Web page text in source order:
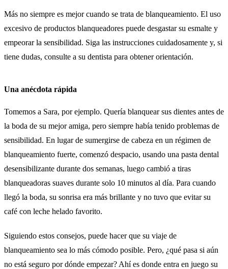
Más no siempre es mejor cuando se trata de blanqueamiento. El uso
excesivo de productos blanqueadores puede desgastar su esmalte y
empeorar la sensibilidad. Siga las instrucciones cuidadosamente y, si
tiene dudas, consulte a su dentista para obtener orientación.
Una anécdota rápida
Tomemos a Sara, por ejemplo. Quería blanquear sus dientes antes de
la boda de su mejor amiga, pero siempre había tenido problemas de
sensibilidad. En lugar de sumergirse de cabeza en un régimen de
blanqueamiento fuerte, comenzó despacio, usando una pasta dental
desensibilizante durante dos semanas, luego cambió a tiras
blanqueadoras suaves durante solo 10 minutos al día. Para cuando
llegó la boda, su sonrisa era más brillante y no tuvo que evitar su
café con leche helado favorito.
Siguiendo estos consejos, puede hacer que su viaje de
blanqueamiento sea lo más cómodo posible. Pero, ¿qué pasa si aún
no está seguro por dónde empezar? Ahí es donde entra en juego su